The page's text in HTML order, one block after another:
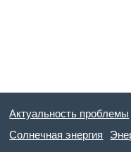
Актуальность проблемы
Солнечная энергия